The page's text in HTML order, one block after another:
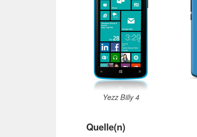
Yezz Billy 4
Quelle(n)